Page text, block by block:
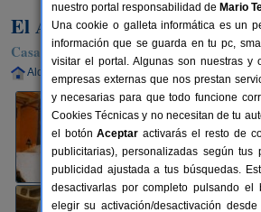
El Abejaruco
Casa Rural en Campillo de Ranas
Alquiler completo 65 km
nuestro portal responsabilidad de Mario
Una cookie o galleta informática es un
información que se guarda en tu pc,
visitar el portal. Algunas son nuestras y
empresas externas que nos prestan
y necesarias para que todo funcione
Cookies Técnicas y no necesitan de tu
el botónAceptar activarás el resto de
publicitarias), personalizadas según tus
publicidad ajustada a tus búsquedas.
desactivarlas por completo pulsando el
elegir su activación/desactivación desde